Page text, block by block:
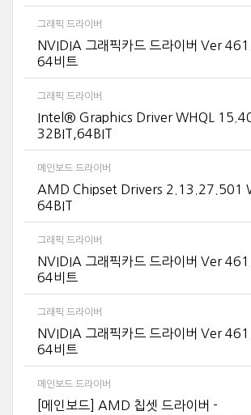
그래픽 드라이버
NVIDIA 그래픽카드 드라이버 Ver
64비트
그래픽 드라이버
Intel® Graphics Driver WHQL
32BIT,64BIT
메인보드 드라이버
AMD Chipset Drivers 2.13.27.501
64BIT
그래픽 드라이버
NVIDIA 그래픽카드 드라이버 Ver
64비트
그래픽 드라이버
NVIDIA 그래픽카드 드라이버 Ver
64비트
메인보드 드라이버
[메인보드] AMD 칩셋 드라이버 -